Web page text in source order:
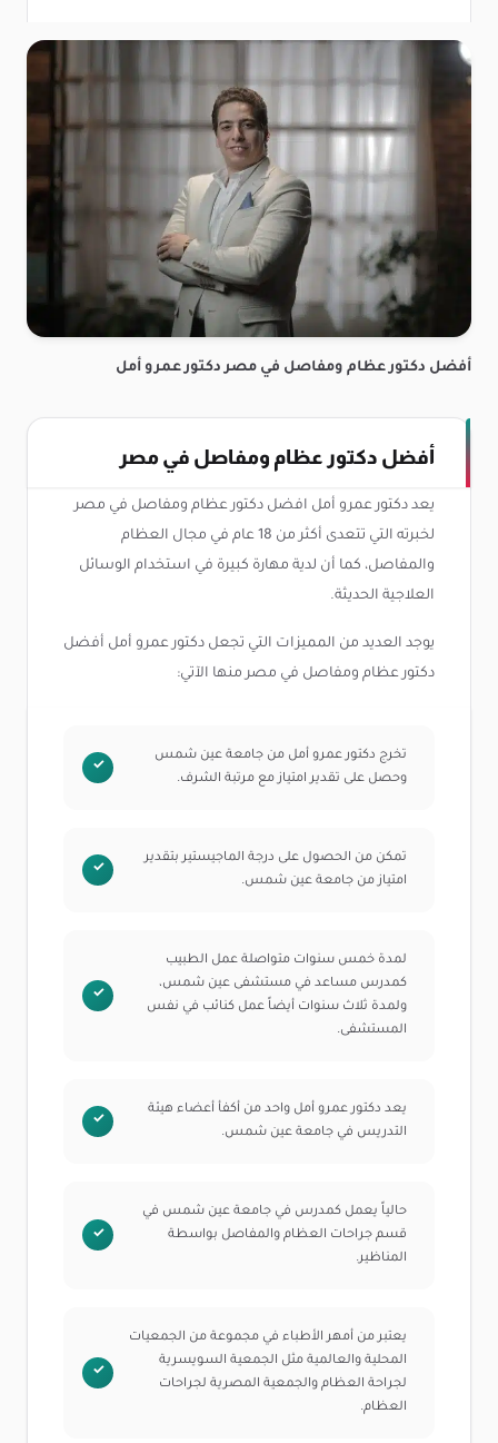
أفضل دكتور عظام ومفاصل في مصر دكتور عمرو أمل
أفضل دكتور عظام ومفاصل في مصر
يعد دكتور عمرو أمل افضل دكتور عظام ومفاصل في مصر
لخبرته التي تتعدى أكثر من 18 عام في مجال العظام
والمفاصل، كما أن لدية مهارة كبيرة في استخدام الوسائل
العلاجية الحديثة.
يوجد العديد من المميزات التي تجعل دكتور عمرو أمل أفضل
دكتور عظام ومفاصل في مصر منها الآتي:
تخرج دكتور عمرو أمل من جامعة عين شمس
وحصل على تقدير امتياز مع مرتبة الشرف.
تمكن من الحصول على درجة الماجيستير بتقدير
امتياز من جامعة عين شمس.
لمدة خمس سنوات متواصلة عمل الطبيب
كمدرس مساعد في مستشفى عين شمس،
ولمدة ثلاث سنوات أيضاً عمل كنائب في نفس
المستشفى.
يعد دكتور عمرو أمل واحد من أكفأ أعضاء هيئة
التدريس في جامعة عين شمس.
حالياً يعمل كمدرس في جامعة عين شمس في
قسم جراحات العظام والمفاصل بواسطة
المناظير.
يعتبر من أمهر الأطباء في مجموعة من الجمعيات
المحلية والعالمية مثل الجمعية السويسرية
لجراحة العظام والجمعية المصرية لجراحات
العظام.